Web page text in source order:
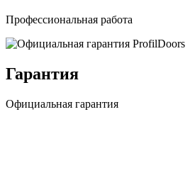
Профессиональная работа
Гарантия
Официальная гарантия